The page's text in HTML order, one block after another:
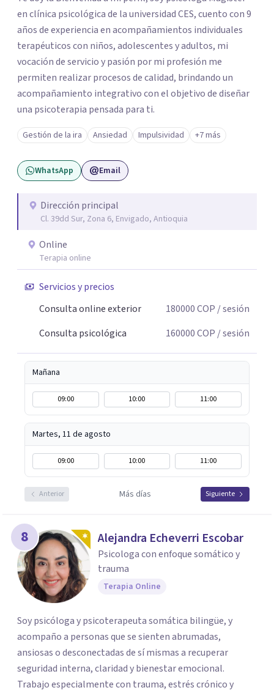
en clínica psicológica de la universidad CES, cuento con 9
años de experiencia en acompañamientos individuales
terapéuticos con niños, adolescentes y adultos, mi
vocación de servicio y pasión por mi profesión me
permiten realizar procesos de calidad, brindando un
acompañamiento integrativo con el objetivo de diseñar
una psicoterapia pensada para ti.
Gestión de la ira Ansiedad Impulsividad +7 más
WhatsApp Email
Dirección principal
Cl. 39dd Sur, Zona 6, Envigado, Antioquia
Online
Terapia online
Servicios y precios
Consulta online exterior
180000COP / sesión
Consulta psicológica
160000COP / sesión
Mañana
09:00 10:00 11:00
Martes, 11 de agosto
09:00 10:00 11:00
Anterior Más días Siguiente
8 Alejandra Echeverri Escobar
Psicologa con enfoque somático y
trauma
Terapia Online
Soy psicóloga y psicoterapeuta somática bilingüe, y
acompaño a personas que se sienten abrumadas,
ansiosas o desconectadas de sí mismas a recuperar
seguridad interna, claridad y bienestar emocional.
Trabajo especialmente con trauma, estrés crónico y